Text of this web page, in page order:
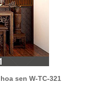
sen W-TC-321